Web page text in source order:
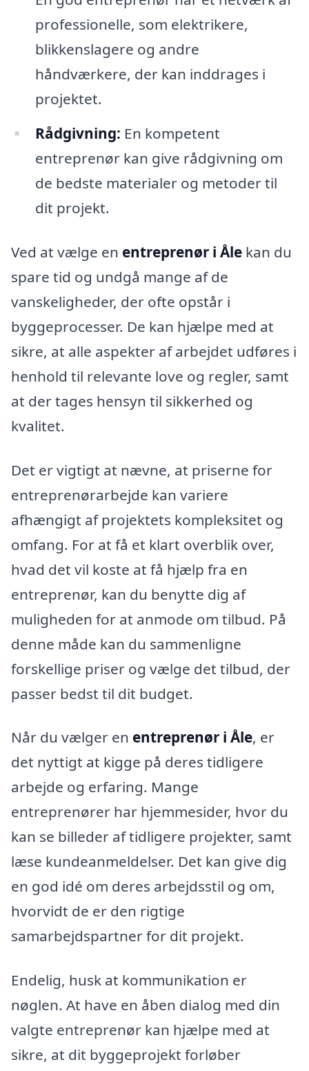
professionelle, som elektrikere,
blikkenslagere og andre
håndværkere, der kan inddrages i
projektet.
Rådgivning: En kompetent
entreprenør kan give rådgivning om
de bedste materialer og metoder til
dit projekt.
Ved at vælge en entreprenør i Åle kan du
spare tid og undgå mange af de
vanskeligheder, der ofte opstår i
byggeprocesser. De kan hjælpe med at
sikre, at alle aspekter af arbejdet udføres i
henhold til relevante love og regler, samt
at der tages hensyn til sikkerhed og
kvalitet.
Det er vigtigt at nævne, at priserne for
entreprenørarbejde kan variere
afhængigt af projektets kompleksitet og
omfang. For at få et klart overblik over,
hvad det vil koste at få hjælp fra en
entreprenør, kan du benytte dig af
muligheden for at anmode om tilbud. På
denne måde kan du sammenligne
forskellige priser og vælge det tilbud, der
passer bedst til dit budget.
Når du vælger en entreprenør i Åle, er
det nyttigt at kigge på deres tidligere
arbejde og erfaring. Mange
entreprenører har hjemmesider, hvor du
kan se billeder af tidligere projekter, samt
læse kundeanmeldelser. Det kan give dig
en god idé om deres arbejdsstil og om,
hvorvidt de er den rigtige
samarbejdspartner for dit projekt.
Endelig, husk at kommunikation er
nøglen. At have en åben dialog med din
valgte entreprenør kan hjælpe med at
sikre, at dit byggeprojekt forløber